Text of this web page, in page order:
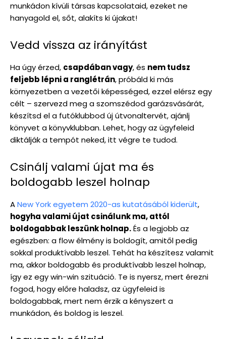
munkádon kívüli társas kapcsolataid, ezeket ne
hanyagold el, sőt, alakíts ki újakat!
Vedd vissza az irányítást
Ha úgy érzed, csapdában vagy, és nem tudsz
feljebb lépni a ranglétrán, próbáld ki más
környezetben a vezetői képességed, ezzel elérsz egy
célt – szervezd meg a szomszédod garázsvásárát,
készítsd el a futóklubbod új útvonaltervét, ajánlj
könyvet a könyvklubban. Lehet, hogy az ügyfeleid
diktálják a tempót neked, itt végre te tudod.
Csinálj valami újat ma és
boldogabb leszel holnap
ANew York egyetem 2020-as kutatásából kiderült,
hogyha valami újat csinálunk ma, attól
boldogabbak leszünk holnap.És a legjobb az
egészben: a flow élmény is boldogít, amitől pedig
sokkal produktívabb leszel. Tehát ha készítesz valamit
ma, akkor boldogabb és produktívabb leszel holnap,
így ez egy win-win szituáció. Te is nyersz, mert érezni
fogod, hogy előre haladsz, az ügyfeleid is
boldogabbak, mert nem érzik a kényszert a
munkádon, és boldog is leszel.